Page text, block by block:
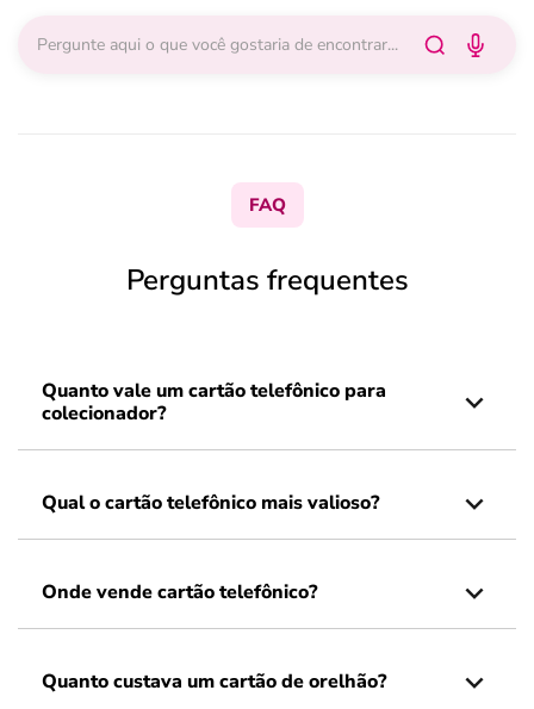
FAQ
Perguntas frequentes
Quanto vale um cartão telefônico para
colecionador?
Qual o cartão telefônico mais valioso?
Onde vende cartão telefônico?
Quanto custava um cartão de orelhão?